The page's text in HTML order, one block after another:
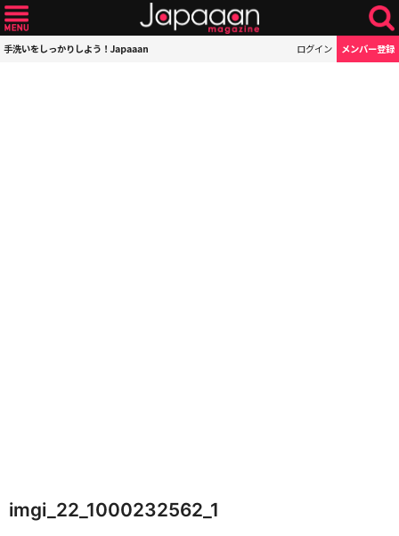
手洗いをしっかりしよう！Japaaan ログイン メンバー登録
imgi_22_1000232562_1